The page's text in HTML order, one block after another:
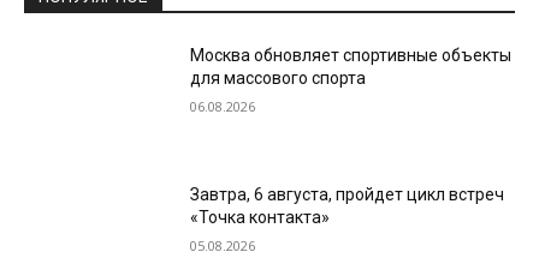
Москва обновляет спортивные объекты
для массового спорта
06.08.2026
Завтра, 6 августа, пройдет цикл встреч
«Точка контакта»
05.08.2026